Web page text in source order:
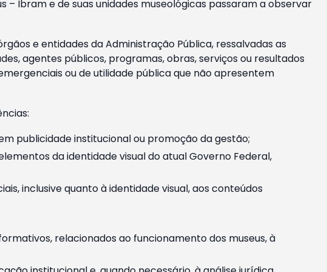
– Ibram e de suas unidades museológicas passaram a observar
e entidades da Administração Pública, ressalvadas as
agentes públicos, programas, obras, serviços ou resultados
ou de utilidade pública que não apresentem
publicidade institucional ou promoção da gestão;
da identidade visual do atual Governo Federal,
inclusive quanto à identidade visual, aos conteúdos
relacionados ao funcionamento dos museus, à